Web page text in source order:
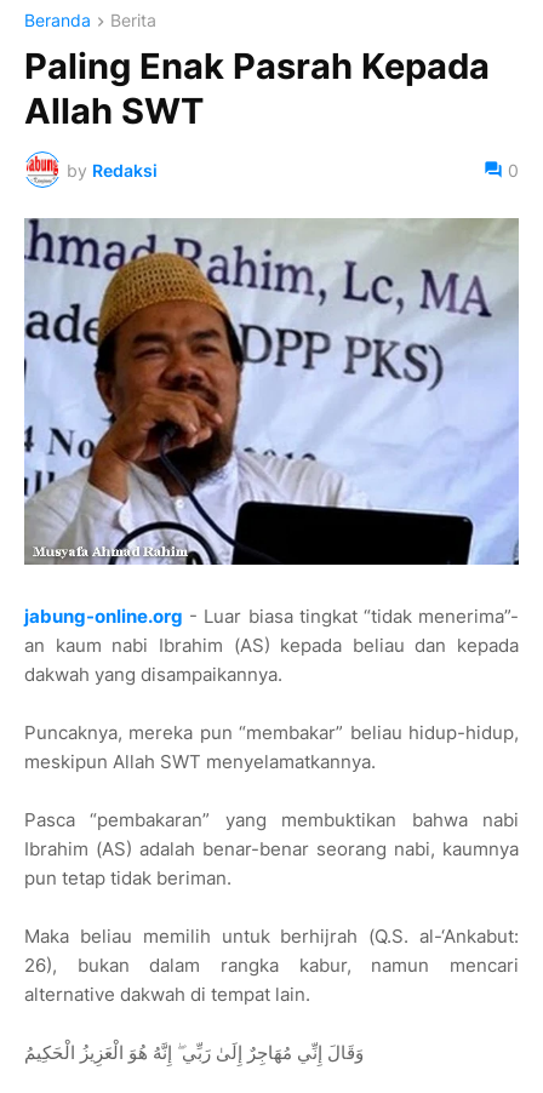
Beranda Berita
Paling Enak Pasrah Kepada
Allah SWT
by Redaksi 0
jabung-online.org - Luar biasa tingkat “tidak menerima”-
an kaum nabi Ibrahim (AS) kepada beliau dan kepada
dakwah yang disampaikannya.
Puncaknya, mereka pun “membakar” beliau hidup-hidup,
meskipun Allah SWT menyelamatkannya.
Pasca “pembakaran” yang membuktikan bahwa nabi
Ibrahim (AS) adalah benar-benar seorang nabi, kaumnya
pun tetap tidak beriman.
Maka beliau memilih untuk berhijrah (Q.S. al-‘Ankabut:
26), bukan dalam rangka kabur, namun mencari
alternative dakwah di tempat lain.
وَقَالَ إِنِّي مُهَاجِرٌ إِلَىٰ رَبِّي ۖ إِنَّهُ هُوَ الْعَزِيزُ الْحَكِيمُ